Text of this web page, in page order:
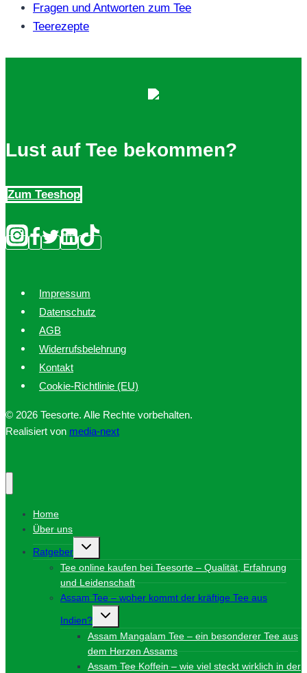
Fragen und Antworten zum Tee
Teerezepte
Lust auf Tee bekommen?
Zum Teeshop
Impressum
Datenschutz
AGB
Widerrufsbelehrung
Kontakt
Cookie-Richtlinie (EU)
© 2026 Teesorte. Alle Rechte vorbehalten.
Realisiert von media-next
Home
Über uns
Ratgeber
Untermenü
Tee online kaufen bei Teesorte – Qualität, Erfahrung
und Leidenschaft
Assam Tee – woher kommt der kräftige Tee aus
Indien?
Untermenü
Assam Mangalam Tee – ein besonderer Tee aus
dem Herzen Assams
Assam Tee Koffein – wie viel steckt wirklich in der